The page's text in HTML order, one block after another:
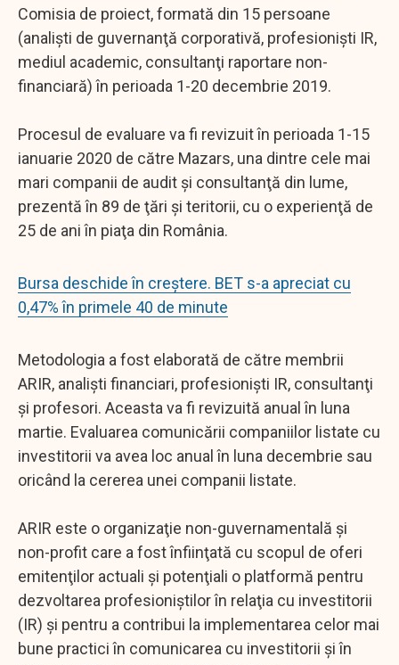
Comisia de proiect, formată din 15 persoane
(analişti de guvernanţă corporativă, profesionişti IR,
mediul academic, consultanţi raportare non-
financiară) în perioada 1-20 decembrie 2019.
Procesul de evaluare va fi revizuit în perioada 1-15
ianuarie 2020 de către Mazars, una dintre cele mai
mari companii de audit şi consultanţă din lume,
prezentă în 89 de ţări şi teritorii, cu o experienţă de
25 de ani în piaţa din România.
Bursa deschide în creștere. BET s-a apreciat cu
0,47% în primele 40 de minute
Metodologia a fost elaborată de către membrii
ARIR, analişti financiari, profesionişti IR, consultanţi
şi profesori. Aceasta va fi revizuită anual în luna
martie. Evaluarea comunicării companiilor listate cu
investitorii va avea loc anual în luna decembrie sau
oricând la cererea unei companii listate.
ARIR este o organizaţie non-guvernamentală şi
non-profit care a fost înfiinţată cu scopul de oferi
emitenţilor actuali şi potenţiali o platformă pentru
dezvoltarea profesioniştilor în relaţia cu investitorii
(IR) şi pentru a contribui la implementarea celor mai
bune practici în comunicarea cu investitorii şi în